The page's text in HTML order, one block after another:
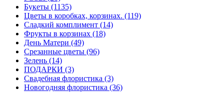
Букеты (1135)
Цветы в коробках, корзинах. (119)
Сладкий комплимент (14)
Фрукты в корзинах (18)
День Матери (49)
Срезанные цветы (96)
Зелень (14)
ПОДАРКИ (3)
Свадебная флористика (3)
Новогодняя флористика (36)